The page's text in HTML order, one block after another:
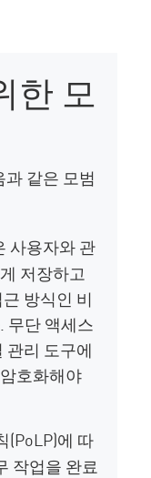
한 모
같은 모범
사용자와 관
저장하고
방식인 비
무단 액세스
관리 도구에
호화해야
(PoLP)에 따
작업을 완료